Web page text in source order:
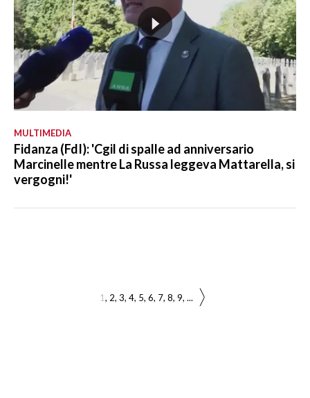
MULTIMEDIA
Fidanza (FdI): 'Cgil di spalle ad anniversario
Marcinelle mentre La Russa leggeva Mattarella, si
vergogni!'
1 2 3 4 5 6 7 8 9 ...